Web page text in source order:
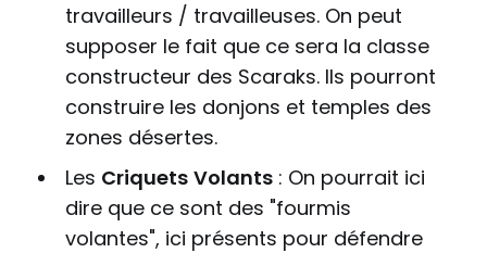
travailleurs / travailleuses. On peut
supposer le fait que ce sera la classe
constructeur des Scaraks. Ils pourront
construire les donjons et temples des
zones désertes.
Les Criquets Volants: On pourrait ici
dire que ce sont des "fourmis
volantes", ici présents pour défendre